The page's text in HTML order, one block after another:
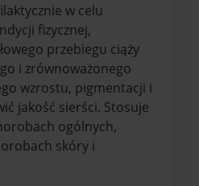
w celu
fizycznej,
przebiegu ciąży
i zrównoważonego
wzrostu, pigmentacji i
jakość sierści. Stosuje
ogólnych,
skóry i